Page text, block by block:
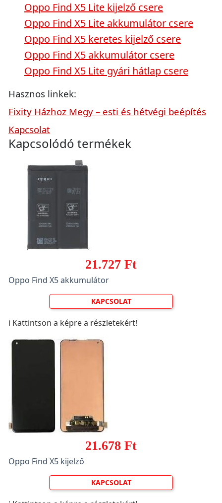
Oppo Find X5 Lite kijelző csere
Oppo Find X5 Lite akkumulátor csere
Oppo Find X5 keretes kijelző csere
Oppo Find X5 akkumulátor csere
Oppo Find X5 Lite gyári hátlap csere
Hasznos linkek:
Fixity Házhoz Megy – esti és hétvégi beépítés
Kapcsolat
Kapcsolódó termékek
21.727 Ft
Oppo Find X5 akkumulátor
KAPCSOLAT
ℹ️ Kattintson a képre a részletekért!
21.678 Ft
Oppo Find X5 kijelző
KAPCSOLAT